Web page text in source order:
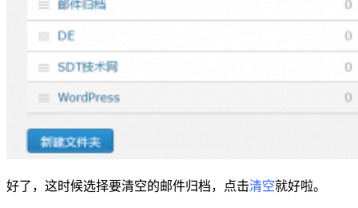
好了，这时候选择要清空的邮件归档，点击清空就好啦。